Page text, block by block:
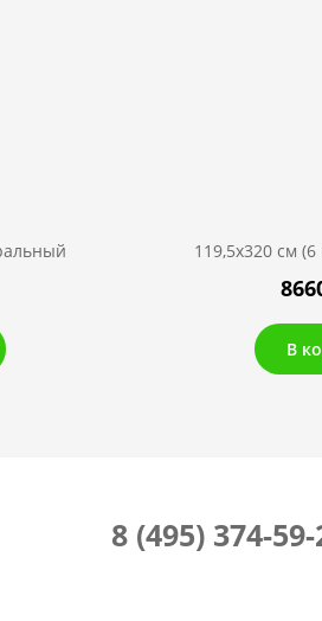
119,5х320 см
В
8 (495) 374-